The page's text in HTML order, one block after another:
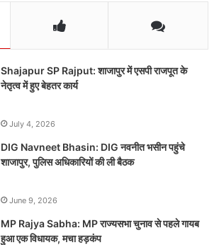
Shajapur SP Rajput: शाजापुर में एसपी राजपूत के
नेतृत्व में हुए बेहतर कार्य
July 4, 2026
DIG Navneet Bhasin: DIG नवनीत भसीन पहुंचे
शाजापुर, पुलिस अधिकारियों की ली बैठक
June 9, 2026
MP Rajya Sabha: MP राज्यसभा चुनाव से पहले गायब
हुआ एक विधायक, मचा हड़कंप